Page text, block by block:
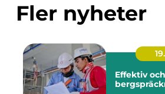
Fler nyheter
Effektiv